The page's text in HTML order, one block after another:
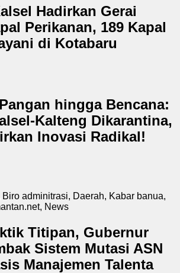
Hadirkan Gerai
Perikanan, 189 Kapal
di Kotabaru
hingga Bencana:
Kalteng Dikarantina,
Inovasi Radikal!
Biro adminitrasi, Daerah, Kabar banua,
, News
Titipan, Gubernur
Sistem Mutasi ASN
Manajemen Talenta